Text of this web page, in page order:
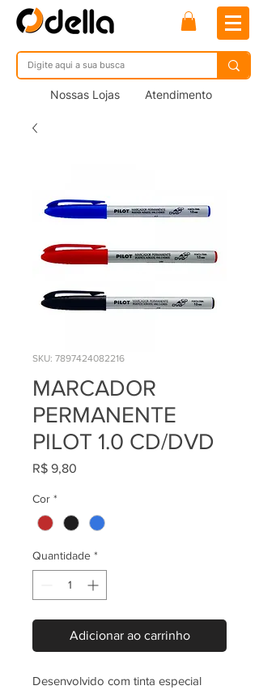
Nossas Lojas Atendimento
SKU: 7897424082216
MARCADOR
PERMANENTE
PILOT 1.0 CD/DVD
R$ 9,80
Cor *
Quantidade *
Adicionar ao carrinho
Desenvolvido com tinta especial